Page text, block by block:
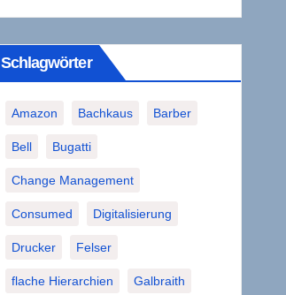
Schlagwörter
Amazon Bachkaus Barber
Bell Bugatti
Change Management
Consumed Digitalisierung
Drucker Felser
flache Hierarchien Galbraith